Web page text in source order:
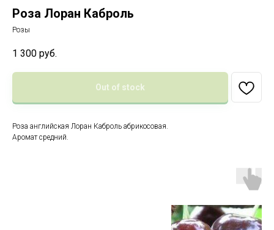
Роза Лоран Каброль
Розы
1 300 руб.
Out of stock
Роза английская Лоран Каброль абрикосовая.
Аромат средний.